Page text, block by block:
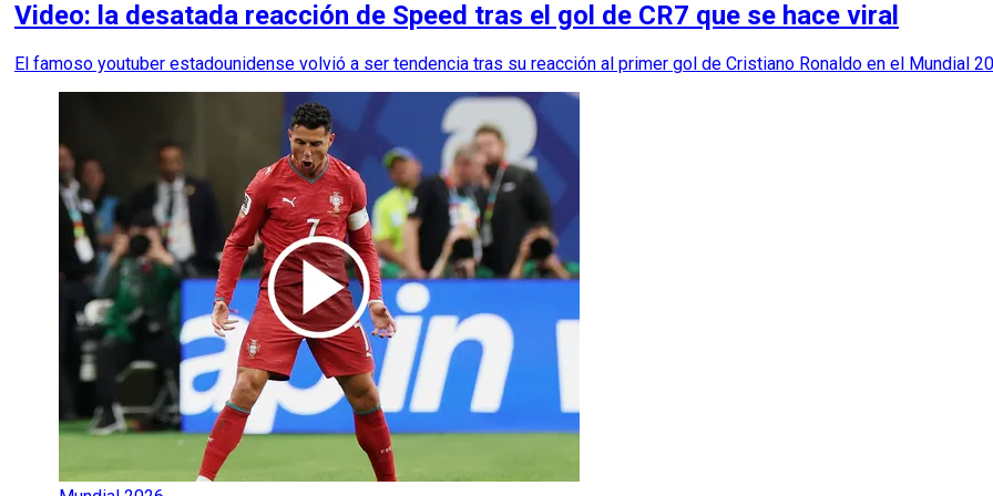
Video: la desatada reacción de Speed tras el gol de CR7 que se hace viral
El famoso youtuber estadounidense volvió a ser tendencia tras su reacción al primer gol de Cristiano Ronaldo en el Mundial